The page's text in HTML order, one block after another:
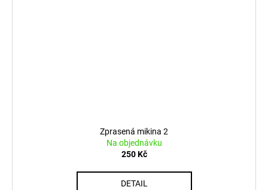
Zprasená mikina 2
Na objednávku
250 Kč
DETAIL